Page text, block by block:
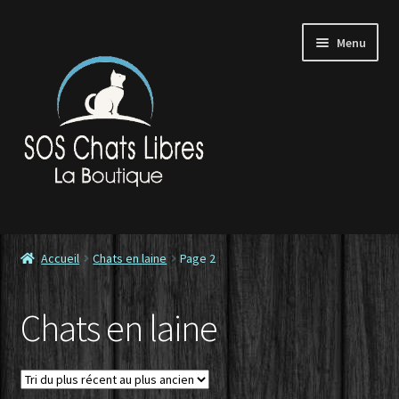
navigation
contenu
Menu
Accueil
Contactez-nous
Commande
Accueil Chats en laine Page 2
Chats en laine